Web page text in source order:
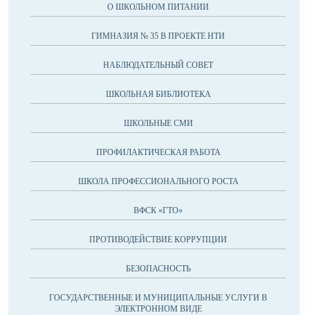
О ШКОЛЬНОМ ПИТАНИИ
ГИМНАЗИЯ № 35 В ПРОЕКТЕ НТИ
НАБЛЮДАТЕЛЬНЫЙ СОВЕТ
ШКОЛЬНАЯ БИБЛИОТЕКА
ШКОЛЬНЫЕ СМИ
ПРОФИЛАКТИЧЕСКАЯ РАБОТА
ШКОЛА ПРОФЕССИОНАЛЬНОГО РОСТА
ВФСК «ГТО»
ПРОТИВОДЕЙСТВИЕ КОРРУПЦИИ
БЕЗОПАСНОСТЬ
ГОСУДАРСТВЕННЫЕ И МУНИЦИПАЛЬНЫЕ УСЛУГИ В
ЭЛЕКТРОННОМ ВИДЕ